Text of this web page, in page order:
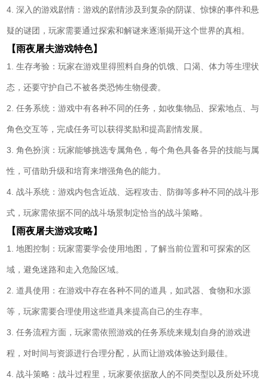
4. 深入的游戏剧情：游戏的剧情涉及到复杂的阴谋、惊悚的事件和悬
疑的谜团，玩家需要通过探索和解谜来逐渐揭开这个世界的真相。
【雨夜屠夫游戏特色】
1. 生存考验：玩家在游戏里得照料自身的饥饿、口渴、体力等生理状
态，还要守护自己不被各类恐怖生物侵袭。
2. 任务系统：游戏中有各种不同的任务，如收集物品、探索地点、与
角色交互等，完成任务可以获得奖励和提高剧情发展。
3. 角色扮演：玩家能够挑选专属角色，每个角色具备各异的技能与属
性，可借助升级和培育来增强角色的能力。
4. 战斗系统：游戏内包含近战、远程攻击、防御等多种不同的战斗形
式，玩家需依据不同的战斗场景制定恰当的战斗策略。
【雨夜屠夫游戏攻略】
1. 地图控制：玩家需要学会使用地图，了解当前位置和可探索的区
域，避免迷路和走入危险区域。
2. 道具使用：在游戏中存在各种不同的道具，如武器、食物和水源
等，玩家需要合理使用这些道具来提高自己的生存率。
3. 任务流程方面，玩家需依照游戏的任务系统来规划自身的游戏进
程，对时间与资源进行合理分配，从而让游戏体验达到最佳。
4. 战斗策略：战斗过程里，玩家要依据敌人的不同类型以及所处环境